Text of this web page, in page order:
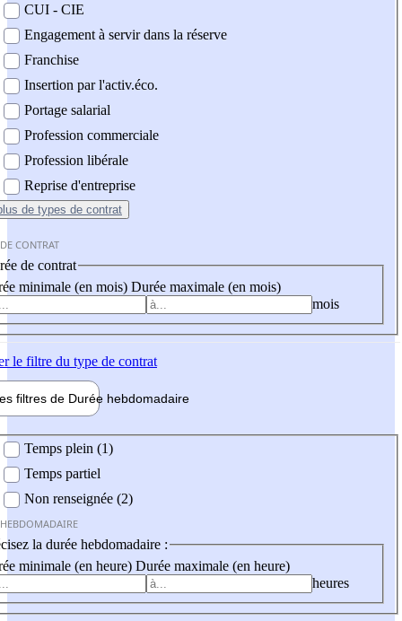
CUI - CIE
Engagement à servir dans la réserve
Franchise
Insertion par l'activ.éco.
Portage salarial
Profession commerciale
Profession libérale
Reprise d'entreprise
de types de contrat
CONTRAT
de contrat
minimale (en mois) Durée maximale (en mois)
mois
le filtre du type de contrat
filtres de Durée hebdomadaire
Temps plein (1)
Temps partiel
Non renseignée (2)
la durée hebdomadaire :
minimale (en heure) Durée maximale (en heure)
heures